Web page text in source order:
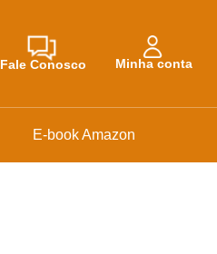
Fale Conosco Minha conta
E-book Amazon